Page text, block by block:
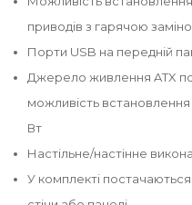
приводів з гарячою
Порти USB на передній
Джерело живлення ATX
можливість
Вт
Настільне/настінне
У комплекті